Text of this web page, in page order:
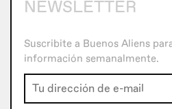
NEWSLETTER
Suscribite a Buenos Aliens
información semanalmente.